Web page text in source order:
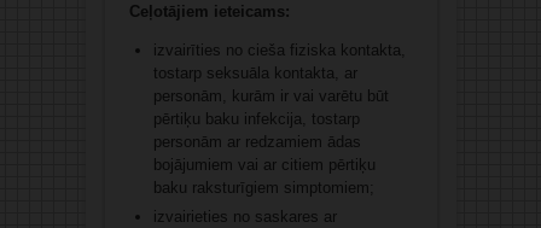
Ceļotājiem ieteicams:
izvairīties no cieša fiziska kontakta,
tostarp seksuāla kontakta, ar
personām, kurām ir vai varētu būt
pērtiķu baku infekcija, tostarp
personām ar redzamiem ādas
bojājumiem vai ar citiem pērtiķu
baku raksturīgiem simptomiem;
izvairieties no saskares ar